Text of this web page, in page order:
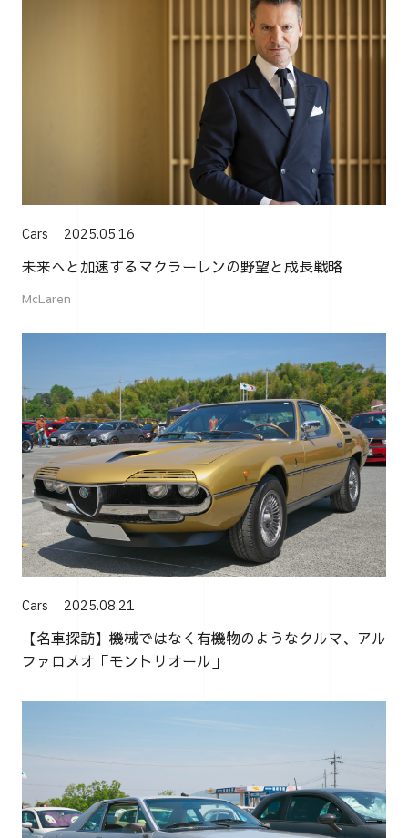
Cars 2025.05.16
未来へと加速するマクラーレンの野望と成長戦略
McLaren
Cars 2025.08.21
【名車探訪】機械ではなく有機物のようなクルマ、アル
ファロメオ「モントリオール」